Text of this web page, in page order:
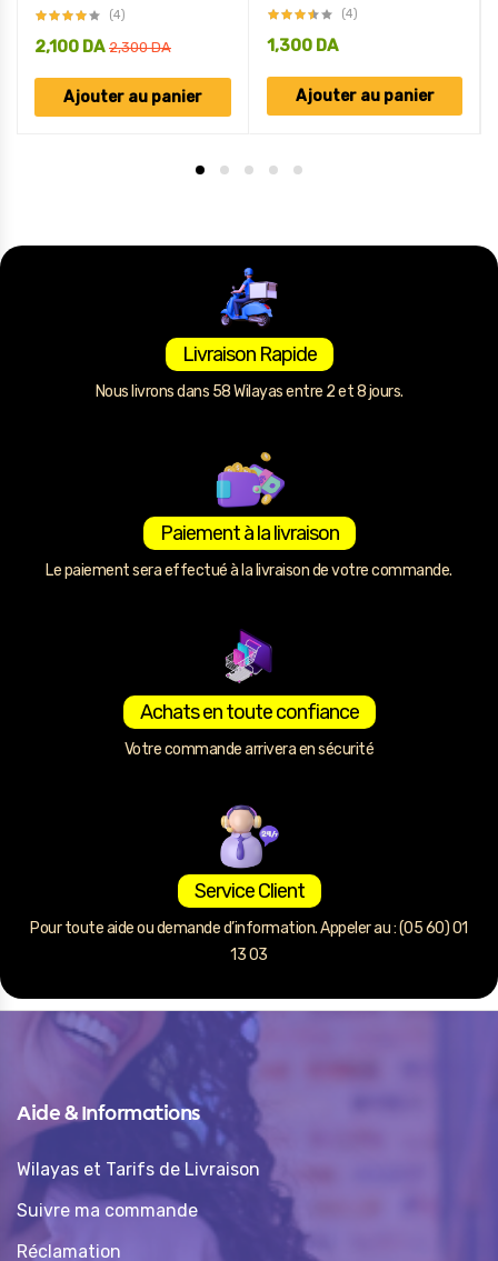
(4)
2,300DA
2,100 DA
Ajouter au panier
(4)
1,300 DA
Ajouter au panier
Livraison Rapide
Nous livrons dans 58 Wilayas entre 2 et 8 jours.
Paiement à la livraison
Le paiement sera effectué à la livraison de votre commande.
Achats en toute confiance
Votre commande arrivera en sécurité
Service Client
Pour toute aide ou demande d’information. Appeler au : (05 60) 01
13 03
Aide & Informations
Wilayas et Tarifs de Livraison
Suivre ma commande
Réclamation